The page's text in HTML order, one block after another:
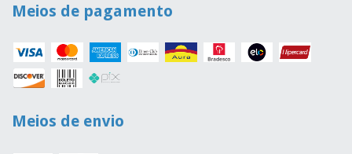
Meios de pagamento
Meios de envio